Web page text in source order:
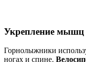
Укрепление мышц
Горнолыжники
ногах и спине.